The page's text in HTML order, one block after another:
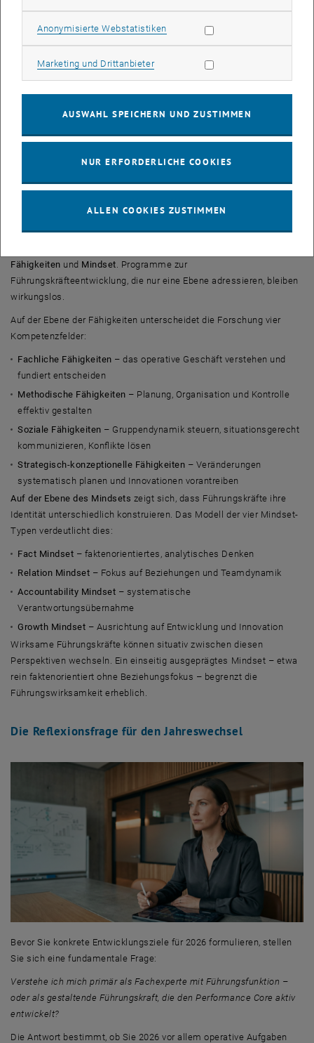
Leadership Development: Fähigkeiten und Mindset
systematisch entwickeln
Fähigkeiten und Mindset . Programme zur
Führungskräfteentwicklung, die nur eine Ebene adressieren, bleiben
wirkungslos.
Auf der Ebene der Fähigkeiten unterscheidet die Forschung vier
Kompetenzfelder:
Fachliche Fähigkeiten – das operative Geschäft verstehen und
fundiert entscheiden
Methodische Fähigkeiten – Planung, Organisation und Kontrolle
effektiv gestalten
Soziale Fähigkeiten – Gruppendynamik steuern, situationsgerecht
kommunizieren, Konflikte lösen
Strategisch-konzeptionelle Fähigkeiten – Veränderungen
systematisch planen und Innovationen vorantreiben
Auf der Ebene des Mindsets zeigt sich, dass Führungskräfte ihre
Identität unterschiedlich konstruieren. Das Modell der vier Mindset-
Typen verdeutlicht dies:
Fact Mindset – faktenorientiertes, analytisches Denken
Relation Mindset – Fokus auf Beziehungen und Teamdynamik
Accountability Mindset – systematische
Verantwortungsübernahme
Growth Mindset – Ausrichtung auf Entwicklung und Innovation
Wirksame Führungskräfte können situativ zwischen diesen
Perspektiven wechseln. Ein einseitig ausgeprägtes Mindset – etwa
rein faktenorientiert ohne Beziehungsfokus – begrenzt die
Führungswirksamkeit erheblich.
Die Reflexionsfrage für den Jahreswechsel
Bevor Sie konkrete Entwicklungsziele für 2026 formulieren, stellen
Sie sich eine fundamentale Frage:
Verstehe ich mich primär als Fachexperte mit Führungsfunktion –
oder als gestaltende Führungskraft, die den Performance Core aktiv
entwickelt?
Die Antwort bestimmt, ob Sie 2026 vor allem operative Aufgaben
Anonymisierte WebstatistikenStatistik Cookies zulassen
Marketing und DrittanbieterMarketing Cookies zulassen
AUSWAHL SPEICHERN UND ZUSTIMMEN
NUR ERFORDERLICHE COOKIES
ALLEN COOKIES ZUSTIMMEN